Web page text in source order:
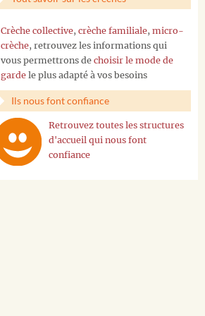
Crèche collective, crèche familiale, micro-
crèche, retrouvez les informations qui
vous permettrons de choisir le mode de
garde le plus adapté à vos besoins
Ils nous font confiance
Retrouvez toutes les structures
d'accueil qui nous font
confiance